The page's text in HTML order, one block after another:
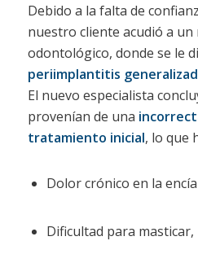
Debido a la falta de
nuestro cliente acudió a
odontológico, donde se le
periimplantitis
El nuevo especialista
provenían de una
tratamiento inicial, lo que
Dolor crónico en la
Dificultad para